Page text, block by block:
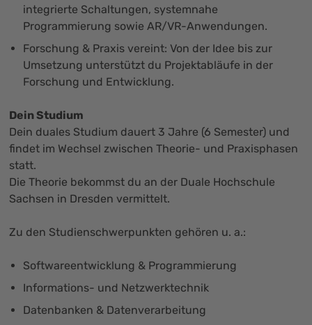
integrierte Schaltungen, systemnahe
Programmierung sowie AR/VR-Anwendungen.
Forschung & Praxis vereint: Von der Idee bis zur
Umsetzung unterstützt du Projektabläufe in der
Forschung und Entwicklung.
Dein Studium
Dein duales Studium dauert 3 Jahre (6 Semester) und
findet im Wechsel zwischen Theorie- und Praxisphasen
statt.
Die Theorie bekommst du an der Duale Hochschule
Sachsen in Dresden vermittelt.
Zu den Studienschwerpunkten gehören u. a.:
Softwareentwicklung & Programmierung
Informations- und Netzwerktechnik
Datenbanken & Datenverarbeitung